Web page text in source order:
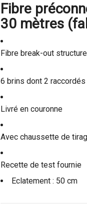
Fibre
30 mètres
Fibre break-out
6 brins dont 2 raccordés
Livré en couronne
Avec chaussette de
Recette de test fournie
Eclatement : 50 cm